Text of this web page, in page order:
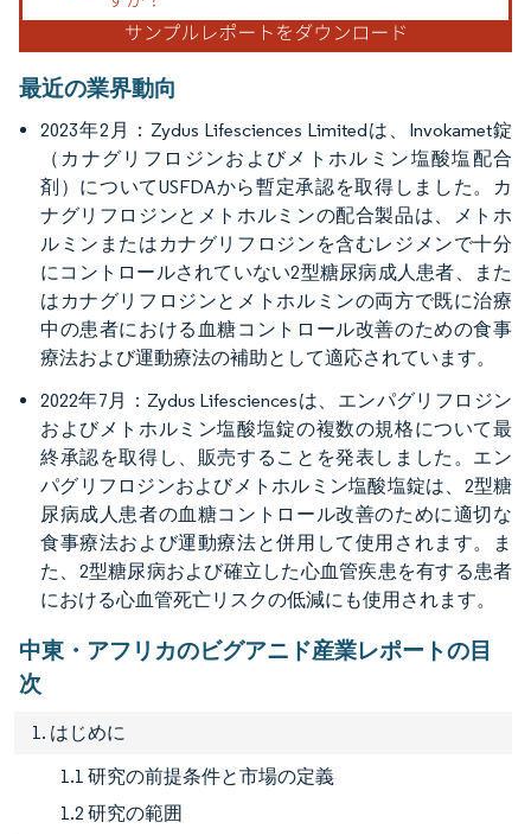
最近の業界動向
2023年2月：Zydus Lifesciences Limitedは、Invokamet錠
（カナグリフロジンおよびメトホルミン塩酸塩配合
剤）についてUSFDAから暫定承認を取得しました。カ
ナグリフロジンとメトホルミンの配合製品は、メトホ
ルミンまたはカナグリフロジンを含むレジメンで十分
にコントロールされていない2型糖尿病成人患者、また
はカナグリフロジンとメトホルミンの両方で既に治療
中の患者における血糖コントロール改善のための食事
療法および運動療法の補助として適応されています。
2022年7月：Zydus Lifesciencesは、エンパグリフロジン
およびメトホルミン塩酸塩錠の複数の規格について最
終承認を取得し、販売することを発表しました。エン
パグリフロジンおよびメトホルミン塩酸塩錠は、2型糖
尿病成人患者の血糖コントロール改善のために適切な
食事療法および運動療法と併用して使用されます。ま
た、2型糖尿病および確立した心血管疾患を有する患者
における心血管死亡リスクの低減にも使用されます。
中東・アフリカのビグアニド産業レポートの目
次
1. はじめに
1.1 研究の前提条件と市場の定義
1.2 研究の範囲